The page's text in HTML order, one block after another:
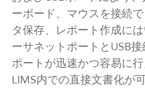
ーボード、マウスを接続
タ保存、レポート作成に
ーサネットポートとUSB
ポートが迅速かつ容易に
LIMS内での直接文書化が可